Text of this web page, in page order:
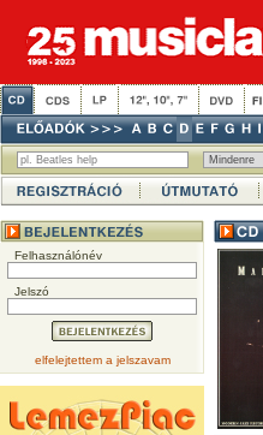
Felhasználónév
Jelszó
elfelejtettem a jelszavam